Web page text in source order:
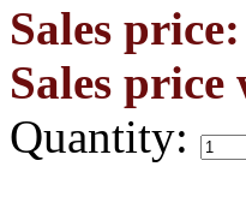
Sales price:
Sales
Quantity: